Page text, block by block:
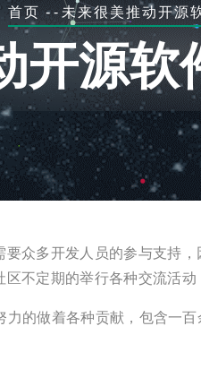
面
包
屑
首页 -- 未来很美推动开源
开源
众多开发人员的参与支持
不定期的举行各种交流活动
的做着各种贡献，包含一